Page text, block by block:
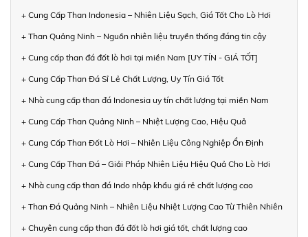
+ Cung Cấp Than Indonesia – Nhiên Liệu Sạch, Giá Tốt Cho Lò Hơi
+ Than Quảng Ninh – Nguồn nhiên liệu truyền thống đáng tin cậy
+ Cung cấp than đá đốt lò hơi tại miền Nam [UY TÍN - GIÁ TỐT]
+ Cung Cấp Than Đá Sỉ Lẻ Chất Lượng, Uy Tín Giá Tốt
+ Nhà cung cấp than đá Indonesia uy tín chất lượng tại miền Nam
+ Cung Cấp Than Quảng Ninh – Nhiệt Lượng Cao, Hiệu Quả
+ Cung Cấp Than Đốt Lò Hơi – Nhiên Liệu Công Nghiệp Ổn Định
+ Cung Cấp Than Đá – Giải Pháp Nhiên Liệu Hiệu Quả Cho Lò Hơi
+ Nhà cung cấp than đá Indo nhập khẩu giá rẻ chất lượng cao
+ Than Đá Quảng Ninh – Nhiên Liệu Nhiệt Lượng Cao Từ Thiên Nhiên
+ Chuyên cung cấp than đá đốt lò hơi giá tốt, chất lượng cao